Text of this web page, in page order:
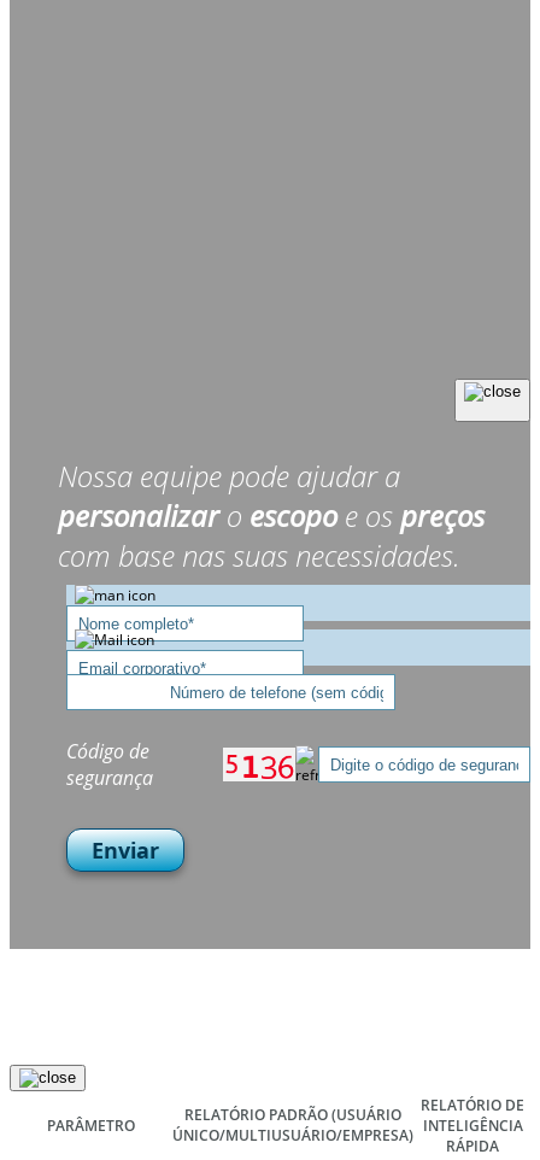
Nossa equipe pode ajudar a
personalizaro escopoe ospreços
com base nas suas necessidades.
Código de
segurança
Enviar
PARÂMETRO
RELATÓRIO PADRÃO(USUÁRIO
ÚNICO/MULTIUSUÁRIO/EMPRESA)
RELATÓRIO DE
INTELIGÊNCIA
RÁPIDA